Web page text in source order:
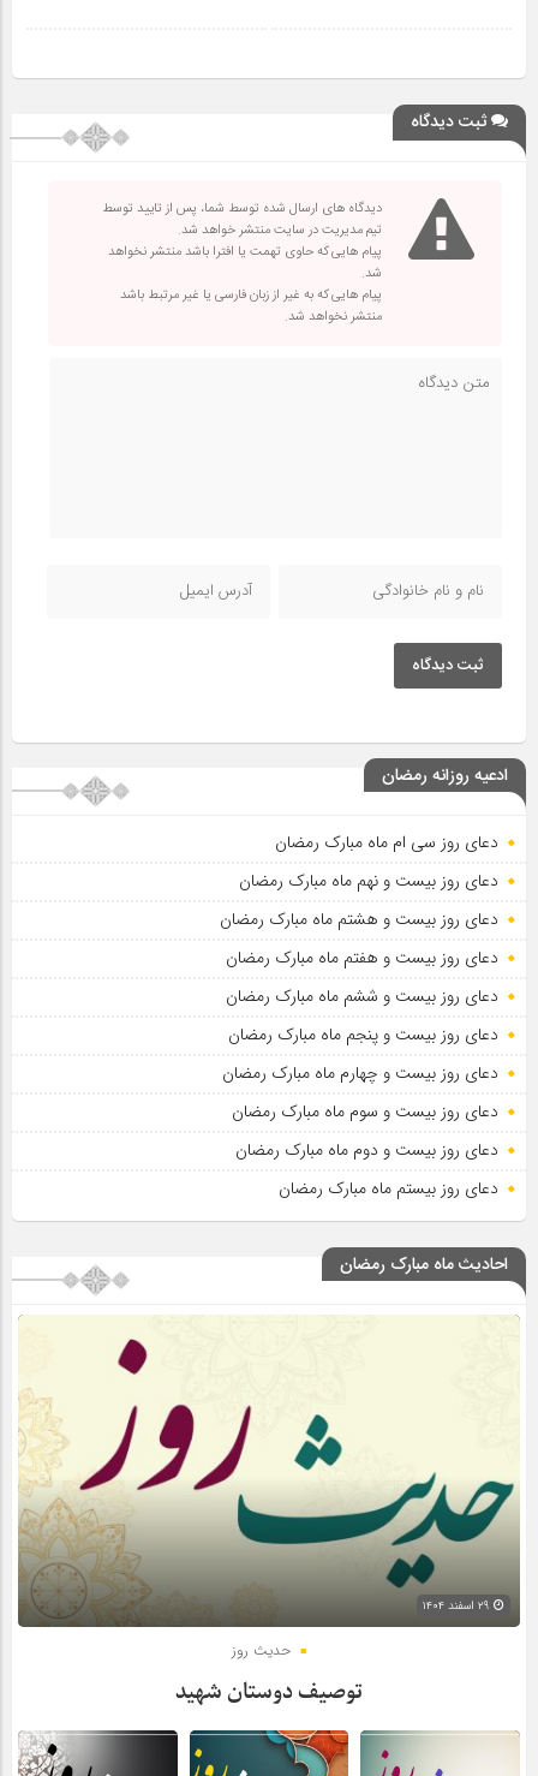
ثبت دیدگاه
دیدگاه های ارسال شده توسط شما، پس از تایید توسط
تیم مدیریت در سایت منتشر خواهد شد.
پیام هایی که حاوی تهمت یا افترا باشد منتشر نخواهد
شد.
پیام هایی که به غیر از زبان فارسی یا غیر مرتبط باشد
منتشر نخواهد شد.
ثبت دیدگاه
ادعیه روزانه رمضان
دعای روز سی ام ماه مبارک رمضان
دعای روز بیست و نهم ماه مبارک رمضان
دعای روز بیست و هشتم ماه مبارک رمضان
دعای روز بیست و هفتم ماه مبارک رمضان
دعای روز بیست و ششم ماه مبارک رمضان
دعای روز بیست و پنجم ماه مبارک رمضان
دعای روز بیست و چهارم ماه مبارک رمضان
دعای روز بیست و سوم ماه مبارک رمضان
دعای روز بیست و دوم ماه مبارک رمضان
دعای روز بیستم ماه مبارک رمضان
احادیث ماه مبارک رمضان
حدیث روز
توصیف دوستان شهید